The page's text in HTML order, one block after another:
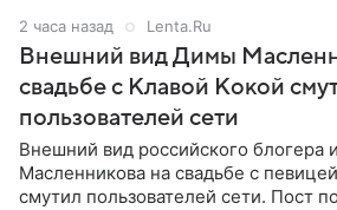
2 часа назад Lenta.Ru
Внешний вид Димы
свадьбе с Клавой Кокой
пользователей сети
Внешний вид российского
Масленникова на свадьбе с
смутил пользователей сети. Пост